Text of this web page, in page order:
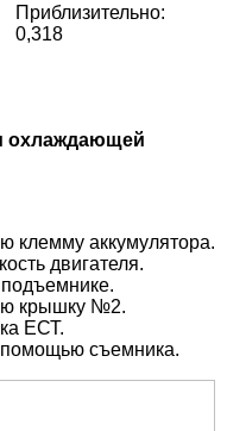
Приблизительно:
0,318
охлаждающей
клемму аккумулятора.
двигателя.
крышку №2.
ЕСТ.
съемника.